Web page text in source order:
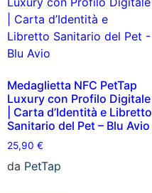
Medaglietta NFC PetTap
Luxury con Profilo Digitale
| Carta d’Identità e Libretto
Sanitario del Pet – Blu Avio
25,90 €
da PetTap